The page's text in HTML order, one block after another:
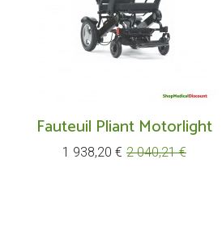
Fauteuil Pliant Motorlight
Prix
1 938,20 € Prix
2 040,21 €